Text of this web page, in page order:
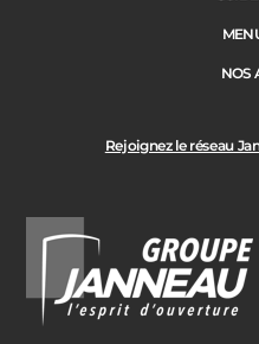
Rejoignez le réseau
NOS